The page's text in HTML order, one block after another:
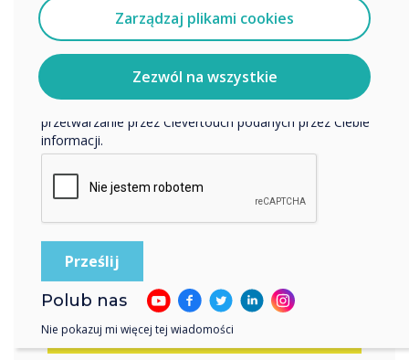
TechAbility
Conference
Taking place on Wednesday 16
November at Conference Aston,
Birmingham, TechAbility 2022;
essential CPD for anyone working in
the field of Assistive Technology.
Położenie:
Register now
Zarządzaj plikami cookies
Zezwól na wszystkie
Clevertouch.
Aby uzyskać informacje o tym, jak gromadzimy i
wykorzystujemy Twoje dane osobowe, odwiedź naszą
politykę prywatności.
Klikając Wyślij, wyrażasz zgodę na przechowywanie i
przetwarzanie przez Clevertouch podanych przez Ciebie
informacji.
Polub nas
Nie pokazuj mi więcej tej wiadomości